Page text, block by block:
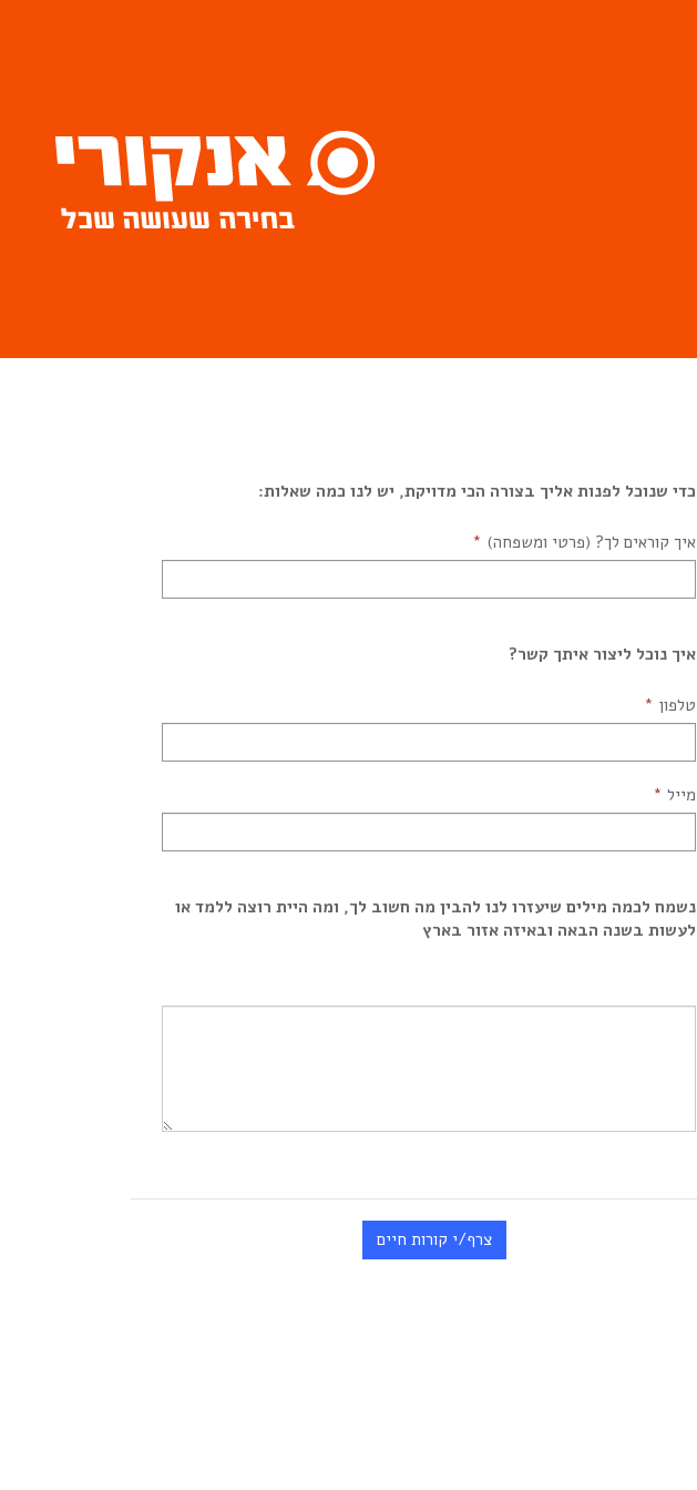
כדי שנוכל לפנות אליך בצורה הכי מדויקת, יש לנו כמה שאלות:
איך קוראים לך? (פרטי ומשפחה)
איך נוכל ליצור איתך קשר?
טלפון
מייל
נשמח לכמה מילים שיעזרו לנו להבין מה חשוב לך, ומה היית רוצה ללמד או
לעשות בשנה הבאה ובאיזה אזור בארץ